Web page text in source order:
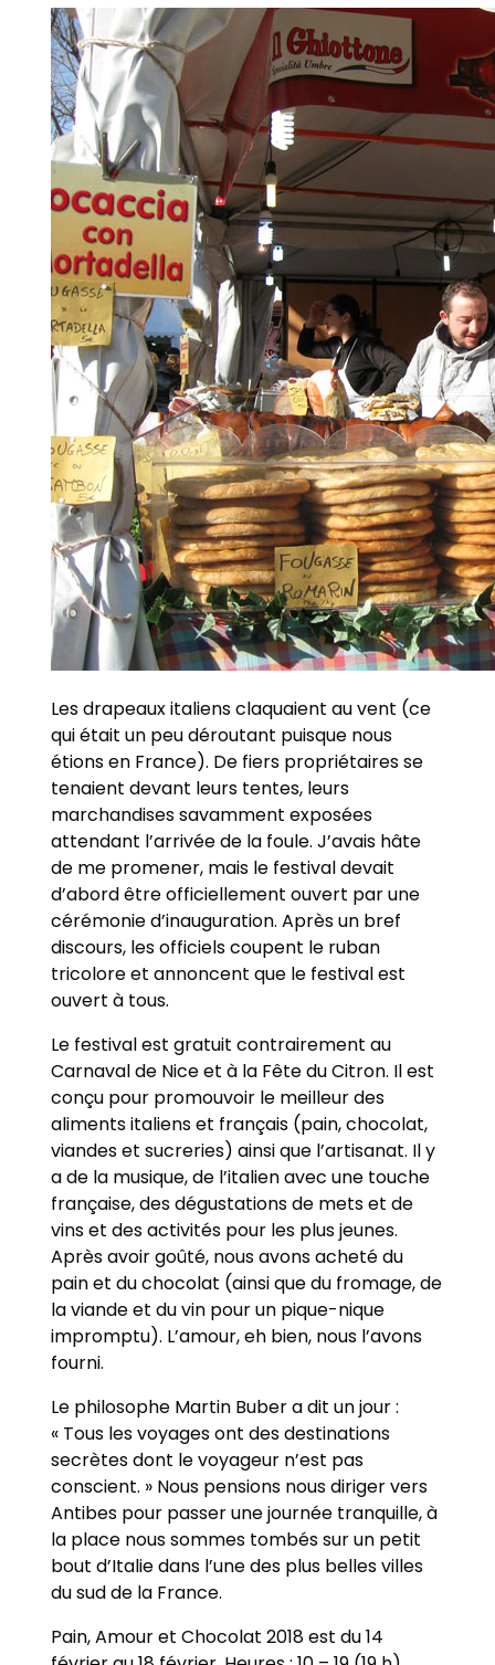
Les drapeaux italiens claquaient au vent (ce
qui était un peu déroutant puisque nous
étions en France). De fiers propriétaires se
tenaient devant leurs tentes, leurs
marchandises savamment exposées
attendant l’arrivée de la foule. J’avais hâte
de me promener, mais le festival devait
d’abord être officiellement ouvert par une
cérémonie d’inauguration. Après un bref
discours, les officiels coupent le ruban
tricolore et annoncent que le festival est
ouvert à tous.
Le festival est gratuit contrairement au
Carnaval de Nice et à la Fête du Citron. Il est
conçu pour promouvoir le meilleur des
aliments italiens et français (pain, chocolat,
viandes et sucreries) ainsi que l’artisanat. Il y
a de la musique, de l’italien avec une touche
française, des dégustations de mets et de
vins et des activités pour les plus jeunes.
Après avoir goûté, nous avons acheté du
pain et du chocolat (ainsi que du fromage, de
la viande et du vin pour un pique-nique
impromptu). L’amour, eh bien, nous l’avons
fourni.
Le philosophe Martin Buber a dit un jour :
« Tous les voyages ont des destinations
secrètes dont le voyageur n’est pas
conscient. » Nous pensions nous diriger vers
Antibes pour passer une journée tranquille, à
la place nous sommes tombés sur un petit
bout d’Italie dans l’une des plus belles villes
du sud de la France.
Pain, Amour et Chocolat 2018 est du 14